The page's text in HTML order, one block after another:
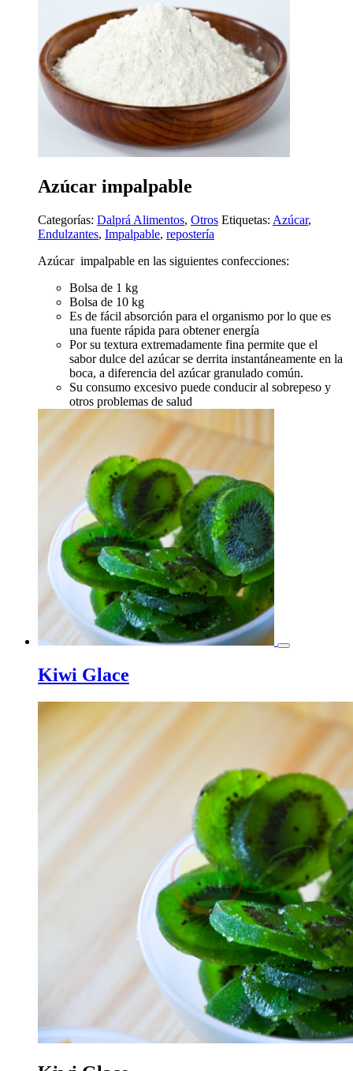
Azúcar impalpable
Categorías: Dalprá Alimentos, Otros Etiquetas: Azúcar,
Endulzantes, Impalpable, repostería
Azúcar impalpable en las siguientes confecciones:
Bolsa de 1 kg
Bolsa de 10 kg
Es de fácil absorción para el organismo por lo que es
una fuente rápida para obtener energía
Por su textura extremadamente fina permite que el
sabor dulce del azúcar se derrita instantáneamente en la
boca, a diferencia del azúcar granulado común.
Su consumo excesivo puede conducir al sobrepeso y
otros problemas de salud
Kiwi Glace